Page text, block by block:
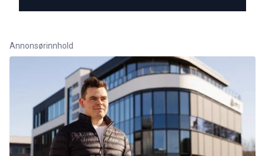
Annonsørinnhold